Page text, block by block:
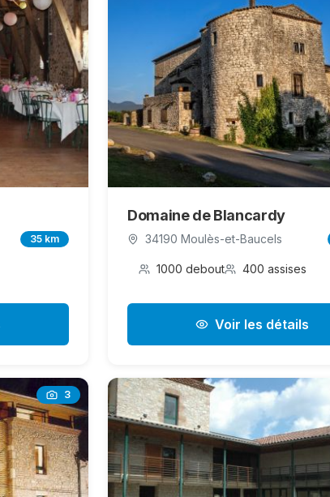
35 km
Domaine de Blancardy
34190 Moulès-et-Baucels
1000 debout 400 assises
Voir les détails
3